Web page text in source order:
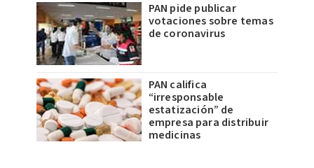
PAN pide publicar
votaciones sobre temas
de coronavirus
PAN califica
“irresponsable
estatización” de
empresa para distribuir
medicinas